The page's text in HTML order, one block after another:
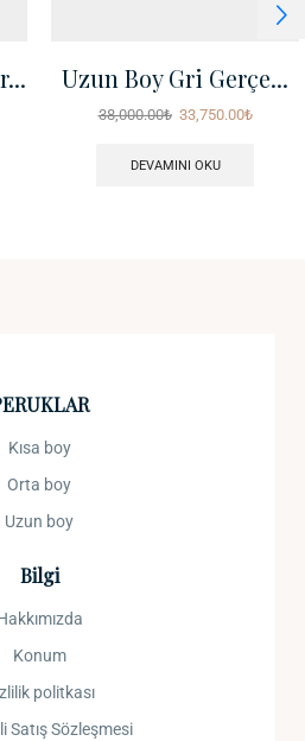
Uzun Boy Gri Gerçe...
38,000.00₺ 33,750.00₺
DEVAMINI OKU
Kısa boy
Orta boy
Uzun boy
Bilgi
Konum
politkası
Satış Sözleşmesi